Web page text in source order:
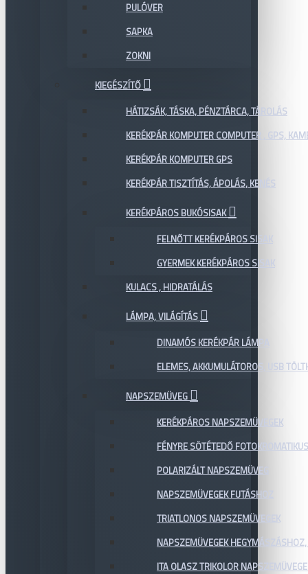
PULÓVER
SAPKA
ZOKNI
KIEGÉSZÍTŐ
HÁTIZSÁK, TÁSKA, PÉNZTÁRCA, TÁROLÁS
KERÉKPÁR KOMPUTER COMPUTER , GPS,
KERÉKPÁR KOMPUTER GPS
KERÉKPÁR TISZTÍTÁS, ÁPOLÁS, KENÉS
KERÉKPÁROS BUKÓSISAK
FELNŐTT KERÉKPÁROS SISAK
GYERMEK KERÉKPÁROS SISAK
KULACS , HIDRATÁLÁS
LÁMPA, VILÁGÍTÁS
DINAMÓS KERÉKPÁR LÁMPA
ELEMES, AKKUMULÁTOROS, USB
NAPSZEMÜVEG
KERÉKPÁROS NAPSZEMÜVEGEK
FÉNYRE SÖTÉTEDŐ
POLARIZÁLT NAPSZEMÜVEG
NAPSZEMÜVEGEK FUTÁSHOZ
TRIATLONOS NAPSZEMÜVEGEK
NAPSZEMÜVEGEK
ITA OLASZ TRIKOLOR